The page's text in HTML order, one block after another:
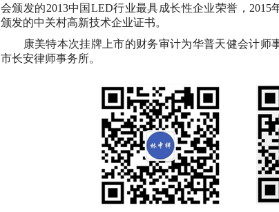
会颁发的2013中国LED行业最具成长性企业荣誉，2015
颁发的中关村高新技术企业证书。
康美特本次挂牌上市的财务审计为华普天健会计师
市长安律师事务所。